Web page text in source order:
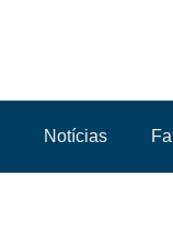
Notícias